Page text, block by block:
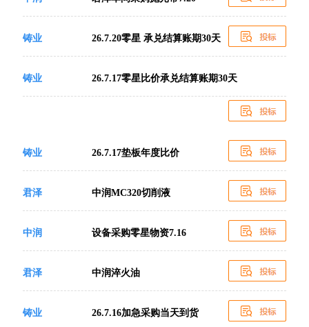
铸业 26.7.20零星 承兑结算账期30天
铸业 26.7.17零星比价承兑结算账期30天
铸业 26.7.17垫板年度比价
君泽 中润MC320切削液
中润 设备采购零星物资7.16
君泽 中润淬火油
铸业 26.7.16加急采购当天到货